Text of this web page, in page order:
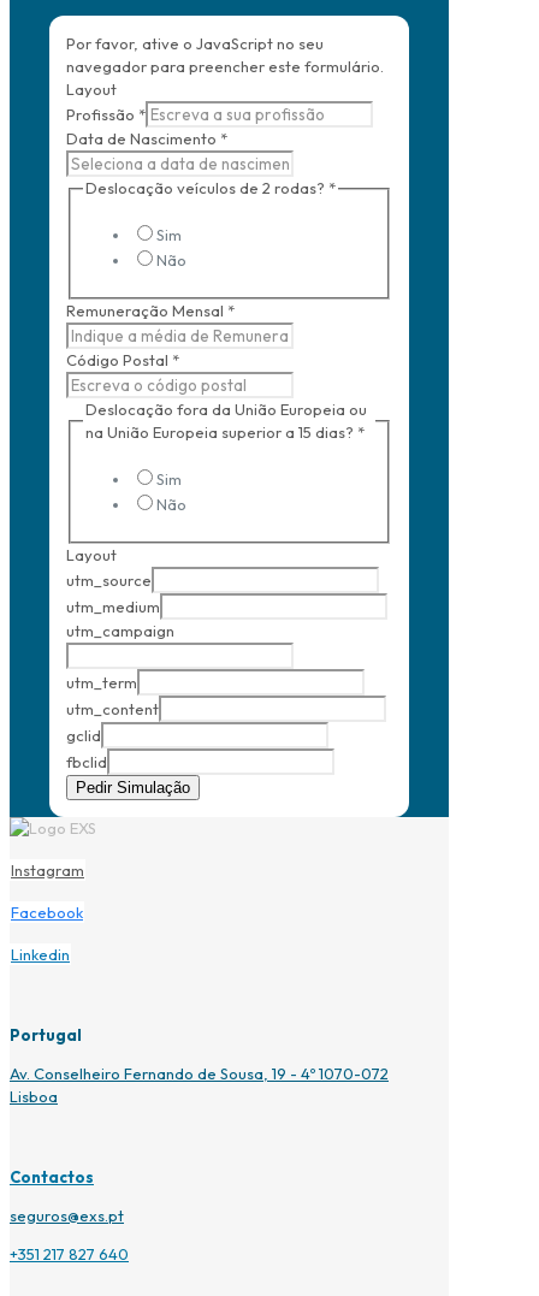
Por favor, ative o JavaScript no seu
navegador para preencher este formulário.
Layout
Profissão *
Data de Nascimento *
Deslocação veículos de 2 rodas? *
Sim
Não
Remuneração Mensal *
Código Postal *
Deslocação fora da União Europeia ou
na União Europeia superior a 15 dias? *
Sim
Não
Layout
utm_source
utm_medium
utm_campaign
utm_term
utm_content
gclid
fbclid
Pedir Simulação
Instagram
Facebook
Linkedin
Portugal
Av. Conselheiro Fernando de Sousa, 19 - 4º 1070-072
Lisboa
Contactos
seguros@exs.pt
+351 217 827 640